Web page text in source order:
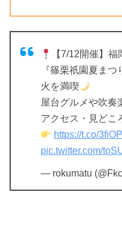
【7/12開催】
『篠栗祇園夏ま
火を満喫
屋台グルメや吹奏
アクセス・見どこ
https://t.co/
pic.twitter.com/
— rokumatu